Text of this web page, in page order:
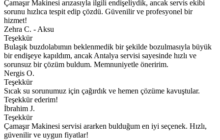
Çamaşır Makinesi arızasıyla ilgili endişeliydik, ancak servis ekibi
sorunu hızlıca tespit edip çözdü. Güvenilir ve profesyonel bir
hizmet!
Zehra C. - Aksu
Teşekkür
Bulaşık buzdolabımın beklenmedik bir şekilde bozulmasıyla büyük
bir endişeye kapıldım, ancak Antalya servisi sayesinde hızlı ve
sorunsuz bir çözüm buldum. Memnuniyetle öneririm.
Nergis O.
Teşekkür
Sıcak su sorunumuz için çağırdık ve hemen çözüme kavuştular.
Teşekkür ederim!
İbrahim J.
Teşekkür
Çamaşır Makinesi servisi ararken bulduğum en iyi seçenek. Hızlı,
güvenilir ve uygun fiyatlar!